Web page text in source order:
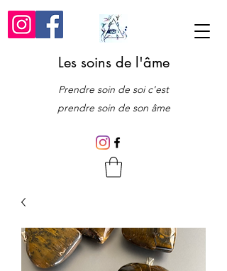
Les soins de l'âme
Prendre soin de soi c'est
prendre soin de son âme